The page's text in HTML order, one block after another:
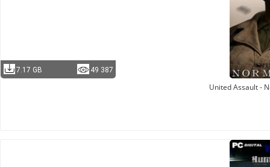
7.17 GB 49 387
United Assault -